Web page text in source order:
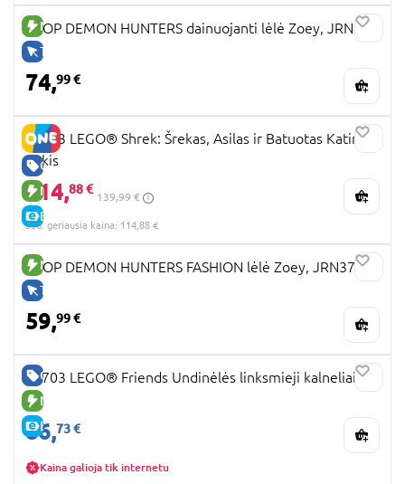
NAUJA PREKĖ
TIK INTERNETU
KPOP DEMON HUNTERS dainuojanti lėlė Zoey, JRN42
74,99 €
GERA KAINA
NAUJA PREKĖ
E-KAINA
72423 LEGO® Shrek: Šrekas, Asilas ir Batuotas Katinas
Pūkis
114,88 €
139,99 €
30d. geriausia kaina: 114,88 €
NAUJA PREKĖ
TIK INTERNETU
KPOP DEMON HUNTERS FASHION lėlė Zoey, JRN37
59,99 €
GERA KAINA
NAUJA PREKĖ
E-KAINA
42703 LEGO® Friends Undinėlės linksmieji kalneliai
86,73 €
Kaina galioja tik internetu